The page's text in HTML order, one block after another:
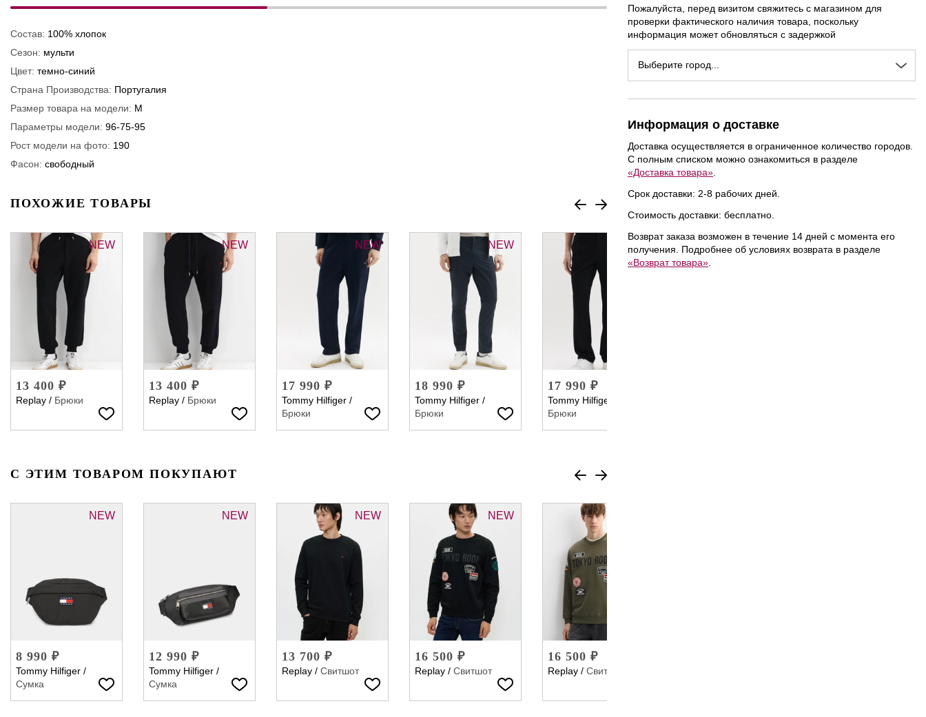
Состав: 100% хлопок
Сезон: мульти
Цвет: темно-синий
Страна Производства: Португалия
Размер товара на модели: M
Параметры модели: 96-75-95
Рост модели на фото: 190
Фасон: свободный
ПОХОЖИЕ ТОВАРЫ
NEW
13 400 ₽
Replay / Брюки
NEW
13 400 ₽
Replay / Брюки
NEW
17 990 ₽
Tommy Hilfiger /
Брюки
NEW
18 990 ₽
Tommy Hilfiger /
Брюки
17 990 ₽
Tommy Hilfiger
Брюки
С ЭТИМ ТОВАРОМ ПОКУПАЮТ
NEW
8 990 ₽
Tommy Hilfiger /
Сумка
NEW
12 990 ₽
Tommy Hilfiger /
Сумка
NEW
13 700 ₽
Replay / Свитшот
NEW
16 500 ₽
Replay / Свитшот
16 500 ₽
Replay / Свитшот
Пожалуйста, перед визитом свяжитесь с магазином для
проверки фактического наличия товара, поскольку
информация может обновляться с задержкой
Выберите город...
Информация о доставке
Доставка осуществляется в ограниченное количество городов.
С полным списком можно ознакомиться в разделе
«Доставка товара»
Срок доставки: 2-8 рабочих дней.
Стоимость доставки: бесплатно.
Возврат заказа возможен в течение 14 дней с момента его
получения. Подробнее об условиях возврата в разделе
«Возврат товара»